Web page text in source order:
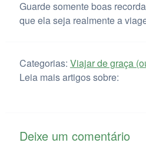
Guarde somente boas
que ela seja realmente a
Categorias: Viajar de graça
Leia mais artigos sobre:
Deixe um comentário